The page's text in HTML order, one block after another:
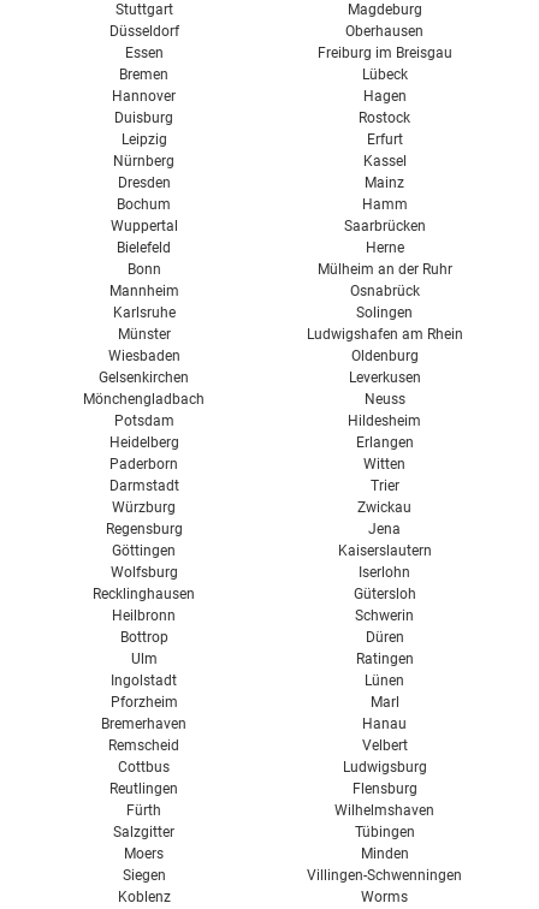
Stuttgart
Düsseldorf
Essen
Bremen
Hannover
Duisburg
Leipzig
Nürnberg
Dresden
Bochum
Wuppertal
Bielefeld
Bonn
Mannheim
Karlsruhe
Münster
Wiesbaden
Gelsenkirchen
Mönchengladbach
Magdeburg
Oberhausen
Freiburg im Breisgau
Lübeck
Hagen
Rostock
Erfurt
Kassel
Mainz
Hamm
Saarbrücken
Herne
Mülheim an der Ruhr
Osnabrück
Solingen
Ludwigshafen am Rhein
Oldenburg
Leverkusen
Neuss
Potsdam
Heidelberg
Paderborn
Darmstadt
Würzburg
Regensburg
Göttingen
Wolfsburg
Recklinghausen
Heilbronn
Bottrop
Ulm
Ingolstadt
Pforzheim
Bremerhaven
Remscheid
Cottbus
Reutlingen
Fürth
Salzgitter
Moers
Siegen
Koblenz
Hildesheim
Erlangen
Witten
Trier
Zwickau
Jena
Kaiserslautern
Iserlohn
Gütersloh
Schwerin
Düren
Ratingen
Lünen
Marl
Hanau
Velbert
Ludwigsburg
Flensburg
Wilhelmshaven
Tübingen
Minden
Villingen-Schwenningen
Worms